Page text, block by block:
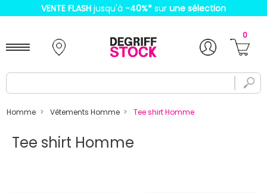
VENTE FLASH jusqu'à -40%* sur une sélection
0
Homme Vêtements Homme Tee shirt Homme
Tee shirt Homme